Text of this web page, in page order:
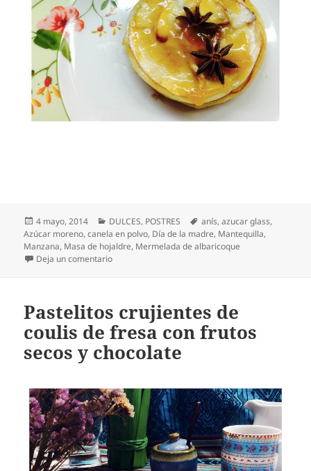
Publicado
el
4 mayo, 2014 Categorías
DULCES, POSTRES Etiquetas
anís,azucar glass,
Azúcar moreno,canela en polvo, Día de la madre, Mantequilla,
Manzana, Masa de hojaldre, Mermelada de albaricoque
Deja un comentarioen Tarta de manzana con hojaldre
Pastelitos crujientes de
coulis de fresa con frutos
secos y chocolate